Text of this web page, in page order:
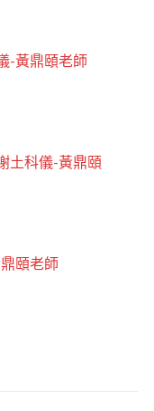
-黃鼎頤老師
土科儀-黃鼎頤
頤老師